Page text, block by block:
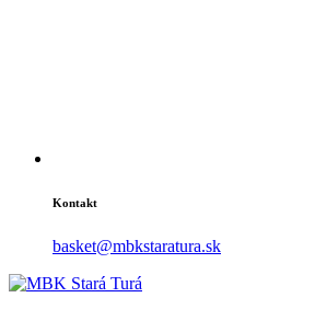
Kontakt
basket@mbkstaratura.sk